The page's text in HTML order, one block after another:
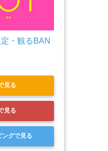
・観るBAN
見る
見る
グで見る